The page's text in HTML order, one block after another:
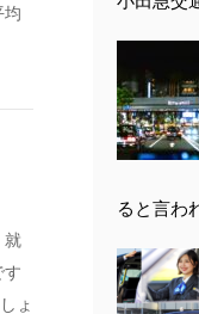
均
就
す
ょ
ると言わ